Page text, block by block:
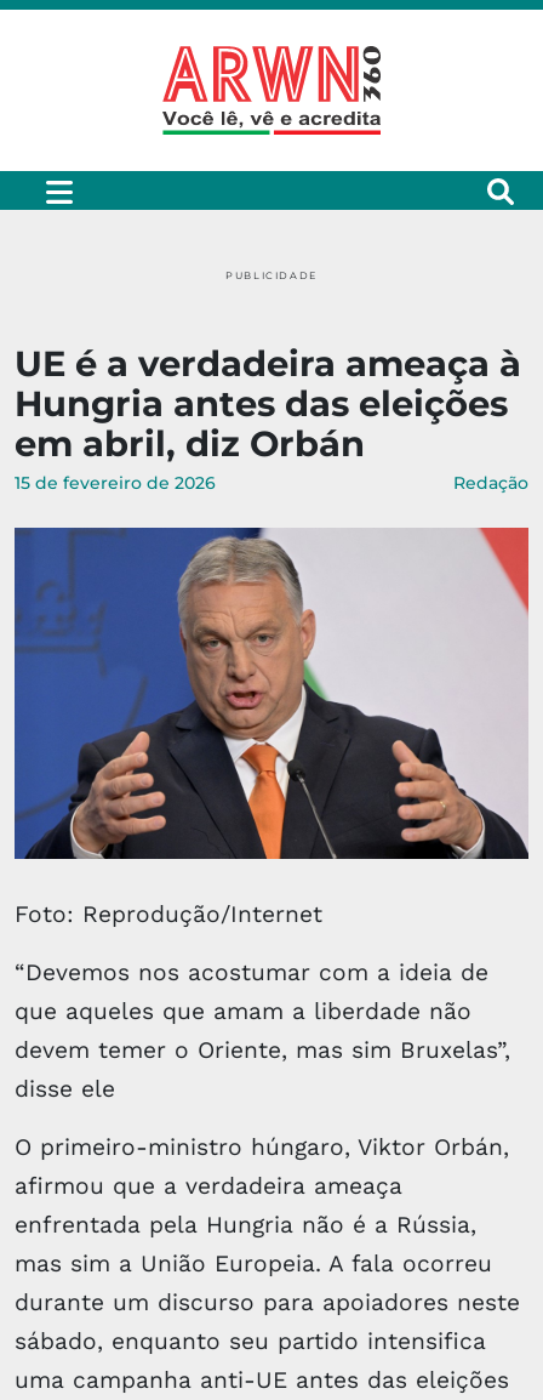
PUBLICIDADE
UE é a verdadeira ameaça à
Hungria antes das eleições
em abril, diz Orbán
15 de fevereiro de 2026 Redação
Foto: Reprodução/Internet
“Devemos nos acostumar com a ideia de
que aqueles que amam a liberdade não
devem temer o Oriente, mas sim Bruxelas”,
disse ele
O primeiro-ministro húngaro, Viktor Orbán,
afirmou que a verdadeira ameaça
enfrentada pela Hungria não é a Rússia,
mas sim a União Europeia. A fala ocorreu
durante um discurso para apoiadores neste
sábado, enquanto seu partido intensifica
uma campanha anti-UE antes das eleições